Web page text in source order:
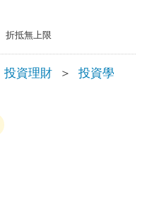
折抵無上限
投資理財 ＞ 投資學